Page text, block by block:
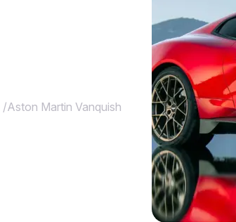
/Aston Martin Vanquish